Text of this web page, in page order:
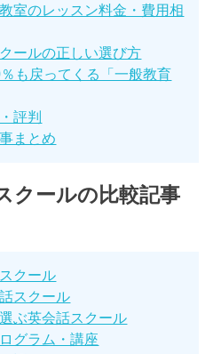
室のレッスン料金・費用相
ールの正しい選び方
も戻ってくる「一般教育
評判
まとめ
クールの比較記事
クール
スクール
ぶ英会話スクール
グラム・講座